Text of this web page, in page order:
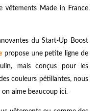
vêtements Made in France
du Start-Up Boost
propose une petite ligne de
mais conçus pour les
couleurs pétillantes, nous
aime beaucoup ici.